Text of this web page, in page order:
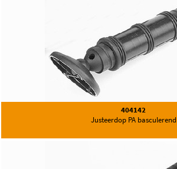
404142
Justeerdop PA basculerend